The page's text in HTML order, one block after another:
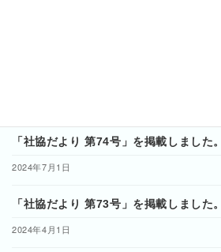
「社協だより 第74号」を掲載しました。
2024年7月1日
「社協だより 第73号」を掲載しました。
2024年4月1日